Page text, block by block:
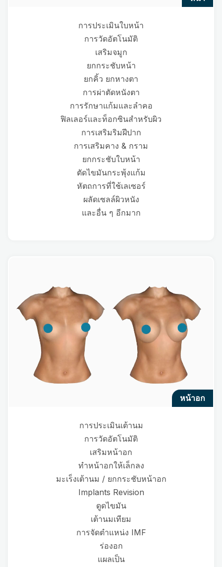
การประเมินใบหน้า
การวัดอัตโนมัติ
เสริมจมูก
ยกกระชับหน้า
ยกคิ้ว ยกหางตา
การผ่าตัดหนังตา
การรักษาแก้มและลำคอ
ฟิลเลอร์และท็อกซินสำหรับผิว
การเสริมริมฝีปาก
การเสริมคาง & กราม
ยกกระชับใบหน้า
ตัดไขมันกระพุ้งแก้ม
หัตถการที่ใช้เลเซอร์
ผลัดเซลล์ผิวหนัง
และอื่น ๆ อีกมาก
หน้าอก
การประเมินเต้านม
การวัดอัตโนมัติ
เสริมหน้าอก
ทำหน้าอกให้เล็กลง
มะเร็งเต้านม / ยกกระชับหน้าอก
Implants Revision
ดูดไขมัน
เต้านมเทียม
การจัดตำแหน่ง IMF
ร่องอก
แผลเป็น